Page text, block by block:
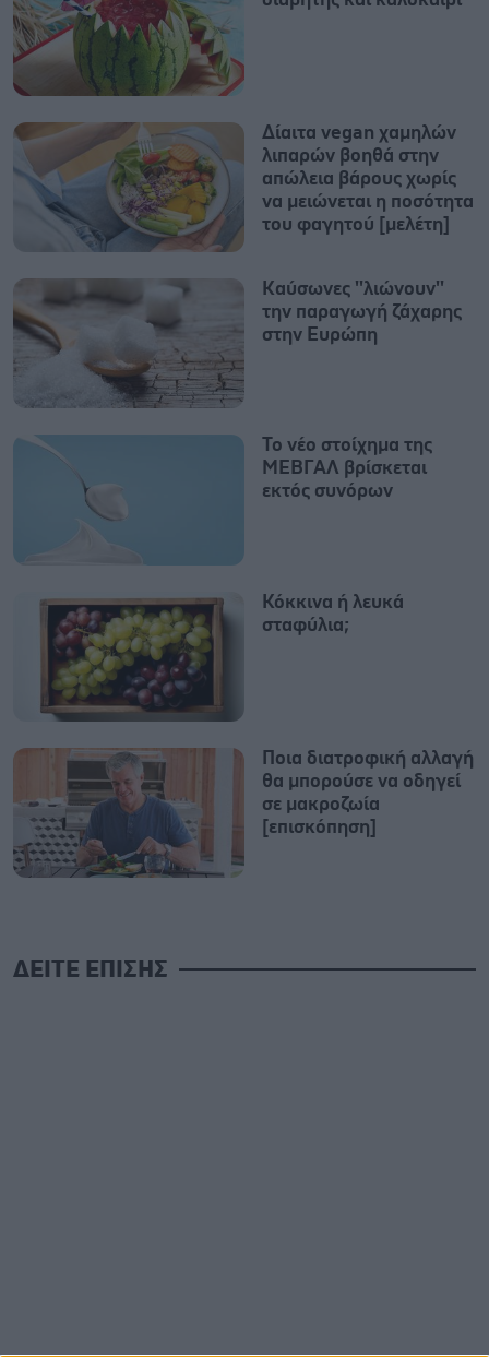
Δίαιτα vegan χαμηλών
λιπαρών βοηθά στην
απώλεια βάρους χωρίς
να μειώνεται η ποσότητα
του φαγητού [μελέτη]
Καύσωνες ''λιώνουν''
την παραγωγή ζάχαρης
στην Ευρώπη
Το νέο στοίχημα της
ΜΕΒΓΑΛ βρίσκεται
εκτός συνόρων
Κόκκινα ή λευκά
σταφύλια;
Ποια διατροφική αλλαγή
θα μπορούσε να οδηγεί
σε μακροζωία
[επισκόπηση]
ΔΕΙΤΕ ΕΠΙΣΗΣ